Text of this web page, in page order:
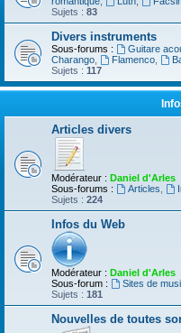
Sujets : 83
Divers instruments
Sous-forums : Guitare
Charango
Flamenco,
Sujets : 117
Articles divers
Modérateur : Daniel d'Arles
Sous-forums :
Articles
Sujets : 224
Infos du Web
Modérateur : Daniel d'Arles
Sous-forum :
Sites de
Sujets : 181
Nouvelles de toutes